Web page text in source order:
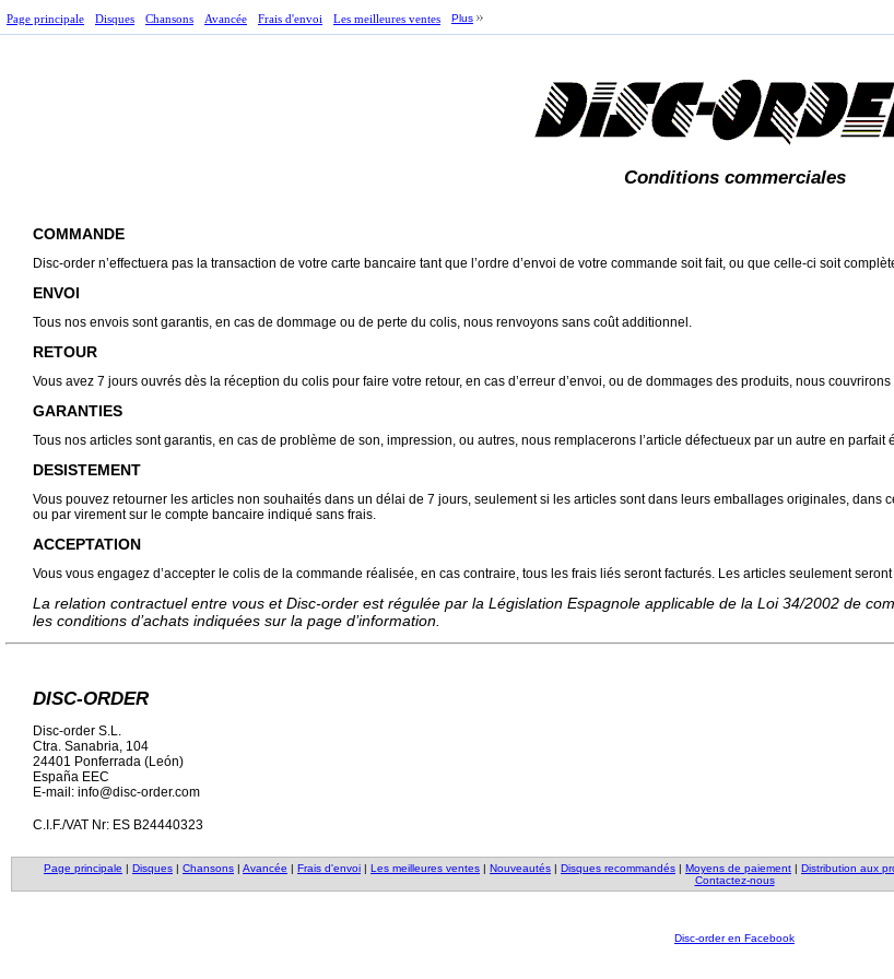
Page principale Disques Chansons Avancée Frais d'envoi Les meilleures ventes Plus
Conditions commerciales
COMMANDE
Disc-order n’effectuera pas la transaction de votre carte bancaire tant que l’ordre d’envoi de votre commande soit fait, ou que celle-ci soit
ENVOI
Tous nos envois sont garantis, en cas de dommage ou de perte du colis, nous renvoyons sans coût additionnel.
RETOUR
Vous avez 7 jours ouvrés dès la réception du colis pour faire votre retour, en cas d’erreur d’envoi, ou de dommages des produits, nous
GARANTIES
Tous nos articles sont garantis, en cas de problème de son, impression, ou autres, nous remplacerons l’article défectueux par un autre en
DESISTEMENT
Vous pouvez retourner les articles non souhaités dans un délai de 7 jours, seulement si les articles sont dans leurs emballages originales, dans
ou par virement sur le compte bancaire indiqué sans frais.
ACCEPTATION
Vous vous engagez d’accepter le colis de la commande réalisée, en cas contraire, tous les frais liés seront facturés. Les articles seulement
La relation contractuel entre vous et Disc-order est régulée par la Législation Espagnole applicable de la Loi 34/2002 de
les conditions d’achats indiquées sur la page d’information.
DISC-ORDER
Disc-order S.L.
Ctra. Sanabria, 104
24401 Ponferrada (León)
España EEC
E-mail: info@disc-order.com
C.I.F./VAT Nr: ES B24440323
Page principale | Disques | Chansons | Avancée | Frais d'envoi | Les meilleures ventes | Nouveautés | Disques recommandés | Moyens de paiement | Distribution aux
Contactez-nous
Disc-order en Facebook